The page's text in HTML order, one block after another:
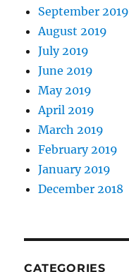
September 2019
August 2019
July 2019
June 2019
May 2019
April 2019
March 2019
February 2019
January 2019
December 2018
CATEGORIES